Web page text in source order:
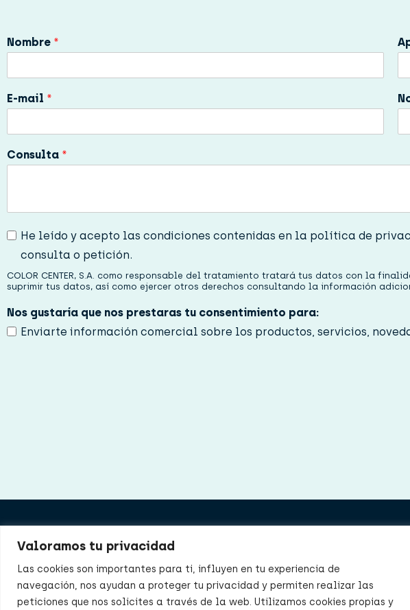
Valoramos tu privacidad
Las cookies son importantes para ti, influyen en tu experiencia de
navegación, nos ayudan a proteger tu privacidad y permiten realizar las
peticiones que nos solicites a través de la web. Utilizamos cookies propias y
Nombre *
E-mail *
Consulta *
P
v
a
i
d
He leído y acepto las condiciones contenidas en la política de
consulta o petición.
COLOR CENTER, S.A. como responsable del tratamiento tratará tus datos con la
suprimir tus datos, así como ejercer otros derechos consultando la información
Nos gustaría que nos prestaras tu consentimiento para:
Enviarte información comercial sobre los productos, servicios,
Nosotros
Distribución